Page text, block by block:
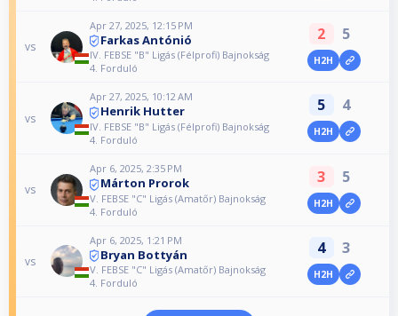
vs
Apr 27, 2025, 12:15 PM
Farkas Antónió
IV. FEBSE "B" Ligás (Félprofi) Bajnokság
4. Forduló
2 5
H2H
vs
Apr 27, 2025, 10:12 AM
Henrik Hutter
IV. FEBSE "B" Ligás (Félprofi) Bajnokság
4. Forduló
5 4
H2H
vs
Apr 6, 2025, 2:35 PM
Márton Prorok
V. FEBSE "C" Ligás (Amatőr) Bajnokság
4. Forduló
3 5
H2H
vs
Apr 6, 2025, 1:21 PM
Bryan Bottyán
V. FEBSE "C" Ligás (Amatőr) Bajnokság
4. Forduló
4 3
H2H